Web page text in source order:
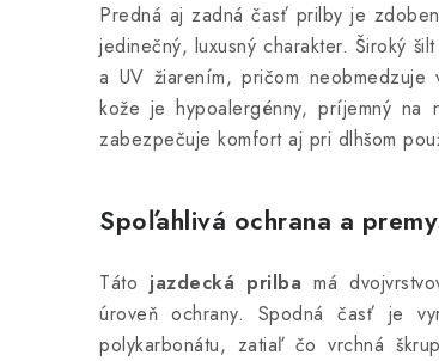
Predná aj zadná časť prilby je
jedinečný, luxusný charakter. Široký
a UV žiarením, pričom
kože je hypoalergénny, príjemný na
zabezpečuje komfort aj pri dlhšom
Spoľahlivá ochrana a
Táto jazdecká prilba má
úroveň ochrany. Spodná časť je
polykarbonátu, zatiaľ čo vrchná